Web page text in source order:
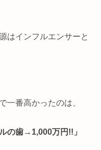
はインフルエンサーと
一番高かったのは、
の歯→1,000万円!!」